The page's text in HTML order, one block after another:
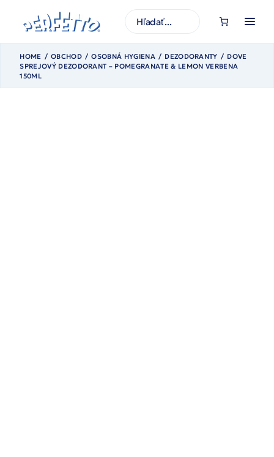
obsah
H
ľ
d
ť
HOME OBCHOD OSOBNÁ HYGIENA DEZODORANTY
DOVE
SPREJOVÝ DEZODORANT – POMEGRANATE & LEMON VERBENA
150ML